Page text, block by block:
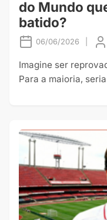
do Mundo
batido?
06/06/2026
Imagine ser
Para a maioria,